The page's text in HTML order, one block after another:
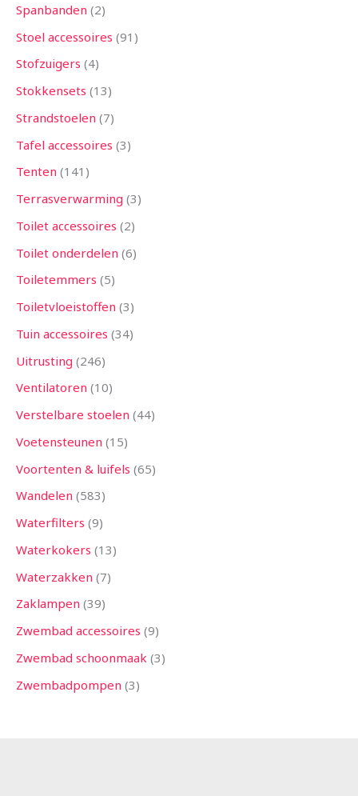
Spanbanden 2
Stoel accessoires 91
Stofzuigers 4
Stokkensets 13
Strandstoelen 7
Tafel accessoires 3
Tenten 141
Terrasverwarming 3
Toilet accessoires 2
Toilet onderdelen 6
Toiletemmers 5
Toiletvloeistoffen 3
Tuin accessoires 34
Uitrusting 246
Ventilatoren 10
Verstelbare stoelen 44
Voetensteunen 15
Voortenten & luifels 65
Wandelen 583
Waterfilters 9
Waterkokers 13
Waterzakken 7
Zaklampen 39
Zwembad accessoires 9
Zwembad schoonmaak 3
Zwembadpompen 3